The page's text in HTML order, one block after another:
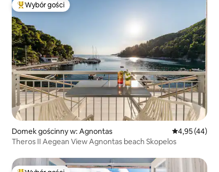
Najpopularniejsze z kategorii Wybór gości
Wybór gości
Domek gościnny w: Agnontas Średnia
4,95 (44)
Theros II Aegean View Agnontas beach Skopelos